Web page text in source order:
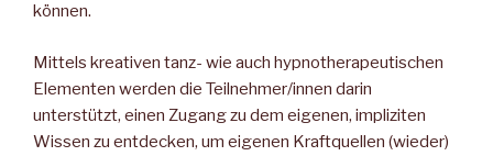
können.
Mittels kreativen tanz- wie auch hypnotherapeutischen
Elementen werden die Teilnehmer/innen darin
unterstützt, einen Zugang zu dem eigenen, impliziten
Wissen zu entdecken, um eigenen Kraftquellen (wieder)